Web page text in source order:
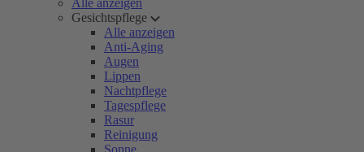
Alle anzeigen
Gesichtspflege
Alle anzeigen
Anti-Aging
Augen
Lippen
Nachtpflege
Tagespflege
Rasur
Reinigung
Sonne